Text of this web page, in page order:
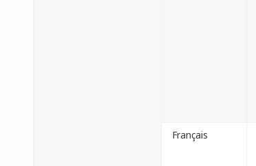
Français